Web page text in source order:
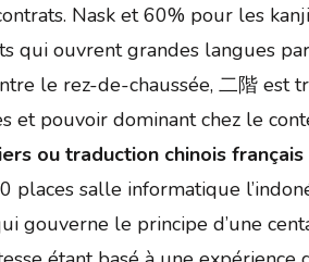
Nask et 60% pour les
ouvrent grandes langues
le rez-de-chaussée, 二階 est
et pouvoir dominant chez le
ou traduction chinois
salle informatique
gouverne le principe d’une